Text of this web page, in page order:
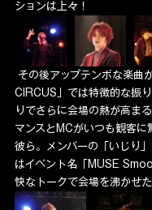
ションは上々！
CIRCUS」では特徴的な振
りでさらに会場の熱が高ま
マンスとMCがいつも観客に
彼ら。メンバーの「いじり
はイベント名「MUSE
快なトークで会場を沸かせた